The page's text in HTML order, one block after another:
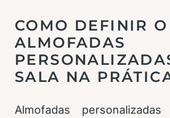
COMO DEFINIR
ALMOFADAS
SALA NA
Almofadas